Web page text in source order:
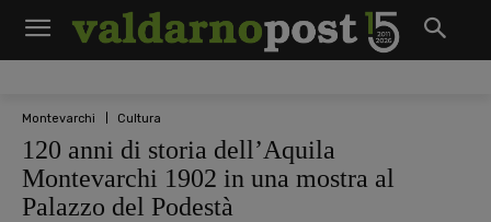
Montevarchi Cultura
120 anni di storia dell’Aquila
Montevarchi 1902 in una mostra al
Palazzo del Podestà